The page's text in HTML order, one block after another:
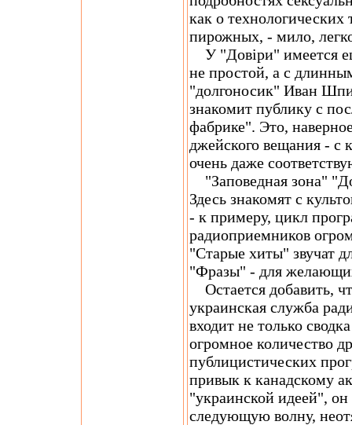
как о технологических
пирожных, - мило,
У "Довіри" имеется
не простой, а с
"долгоносик" Иван
знакомит публику с
фабрике". Это,
джейского вещания - с
очень даже
"Заповедная зона"
Здесь знакомят с
- к примеру, цикл
радиоприемников
"Старые хиты" звучат
"Фразы" - для
Остается добавить,
украинская служба
входит не только
огромное количество
публицистических
привык к канадскому
"украинской идеей",
следующую волну,